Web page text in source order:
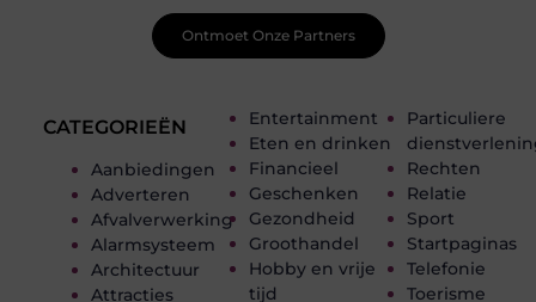
CATEGORIEËN
Aanbiedingen
Adverteren
Afvalverwerking
Alarmsysteem
Architectuur
Attracties
Entertainment
Eten en drinken
Financieel
Geschenken
Gezondheid
Groothandel
Hobby en vrije
tijd
Particuliere
Rechten
Relatie
Sport
Startpaginas
Telefonie
Toerisme
Ontmoet Onze Partners